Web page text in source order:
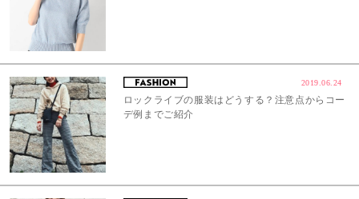
2019.06.24
ロックライブの服装はどうする？注意点からコー
デ例までご紹介